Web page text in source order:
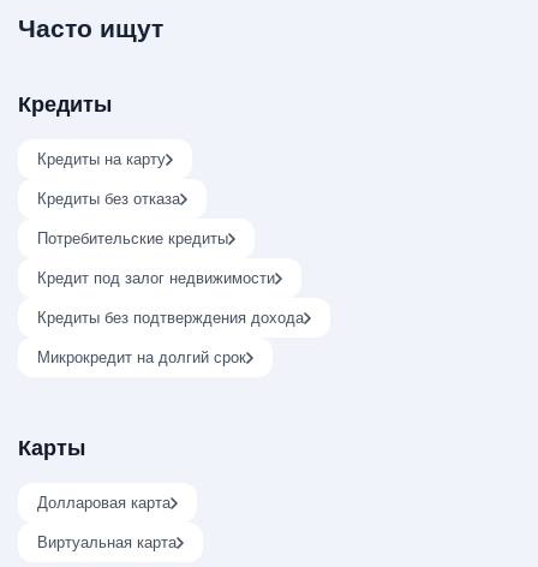
Часто ищут
Кредиты
Кредиты на карту
Кредиты без отказа
Потребительские кредиты
Кредит под залог недвижимости
Кредиты без подтверждения дохода
Микрокредит на долгий срок
Карты
Долларовая карта
Виртуальная карта